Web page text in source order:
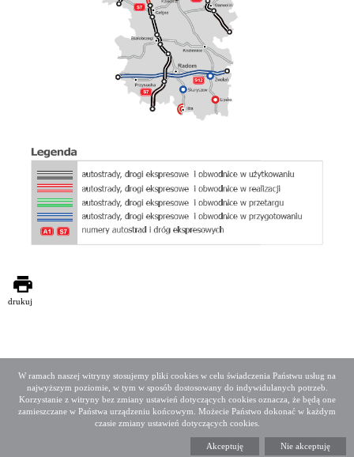
W ramach naszej witryny stosujemy pliki cookies w celu świadczenia Państwu usług na
najwyższym poziomie, w tym w sposób dostosowany do indywidulanych potrzeb.
Korzystanie z witryny bez zmiany ustawień dotyczących cookies oznacza, że będą one
zamieszczane w Państwa urządzeniu końcowym. Możecie Państwo dokonać w każdym
czasie zmiany ustawień dotyczących cookies.
Akceptuję Nie akceptuję
drukuj
Deklaracja dostępności
Mapa serwisu
Media społecznościowe
Twitter Facebook Linkedin
Copyright 2015 GDDKiA
ul. Wronia 53, 00-874 Warszawa, Tel +48 22 375 88 88